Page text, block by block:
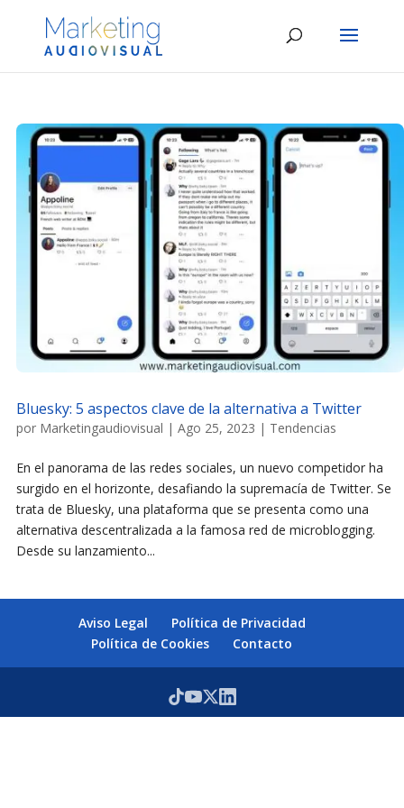
Bluesky: 5 aspectos clave de la alternativa a Twitter
por Marketingaudiovisual | Ago 25, 2023 | Tendencias
En el panorama de las redes sociales, un nuevo competidor ha
surgido en el horizonte, desafiando la supremacía de Twitter. Se
trata de Bluesky, una plataforma que se presenta como una
alternativa descentralizada a la famosa red de microblogging.
Desde su lanzamiento...
Aviso Legal
Política de Privacidad
Política de Cookies
Contacto